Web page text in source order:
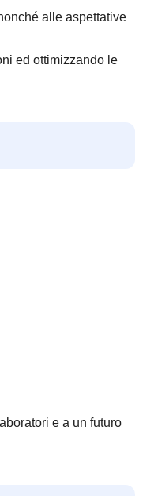
alle aspettative
ed ottimizzando le
e a un futuro